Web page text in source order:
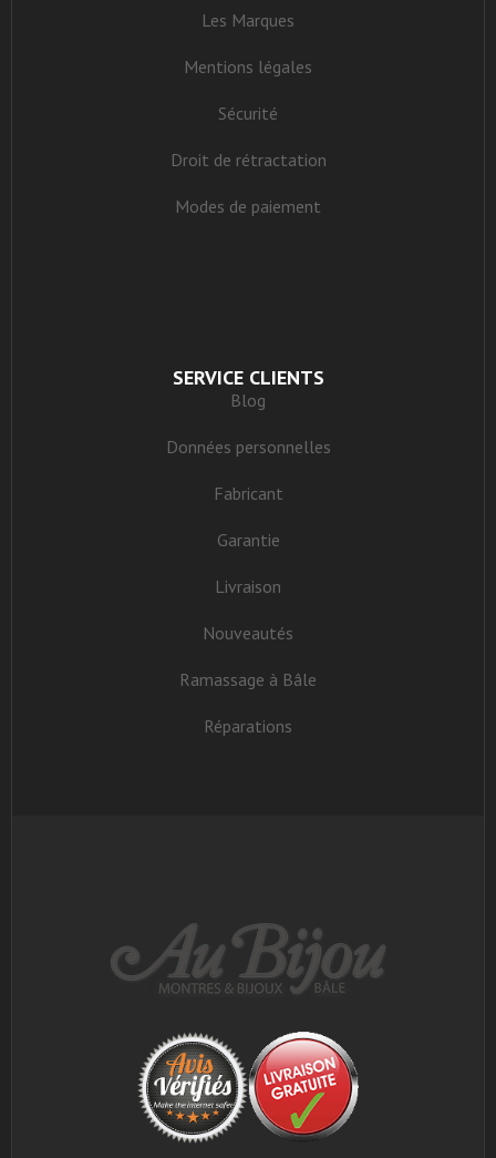
Les Marques
Mentions légales
Sécurité
Droit de rétractation
Modes de paiement
SERVICE CLIENTS
Blog
Données personnelles
Fabricant
Garantie
Livraison
Nouveautés
Ramassage à Bâle
Réparations